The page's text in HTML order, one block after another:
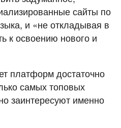
сайты по
и «не откладывая в
к освоению нового и
платформ достаточно
самых топовых
заинтересуют именно